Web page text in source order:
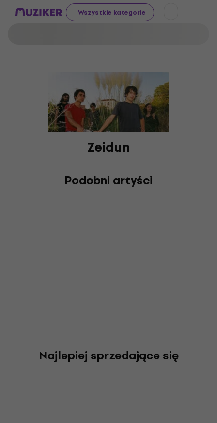
Wszystkie kategorie
Zeidun
Podobni artyści
Najlepiej sprzedające się